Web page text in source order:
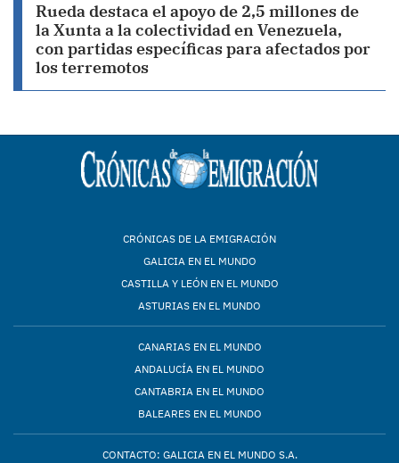
Rueda destaca el apoyo de 2,5 millones de
la Xunta a la colectividad en Venezuela,
con partidas específicas para afectados por
los terremotos
CRÓNICAS DE LA EMIGRACIÓN
GALICIA EN EL MUNDO
CASTILLA Y LEÓN EN EL MUNDO
ASTURIAS EN EL MUNDO
CANARIAS EN EL MUNDO
ANDALUCÍA EN EL MUNDO
CANTABRIA EN EL MUNDO
BALEARES EN EL MUNDO
CONTACTO: GALICIA EN EL MUNDO S.A.